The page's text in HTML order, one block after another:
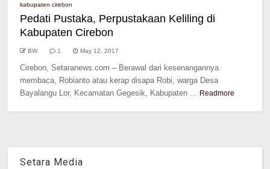
kabupaten cirebon
Pedati Pustaka, Perpustakaan Keliling di
Kabupaten Cirebon
BW 1 May 12, 2017
Cirebon, Setaranews.com – Berawal dari kesenangannya
membaca, Robianto atau kerap disapa Robi, warga Desa
Bayalangu Lor, Kecamatan Gegesik, Kabupaten ... Readmore
Setara Media